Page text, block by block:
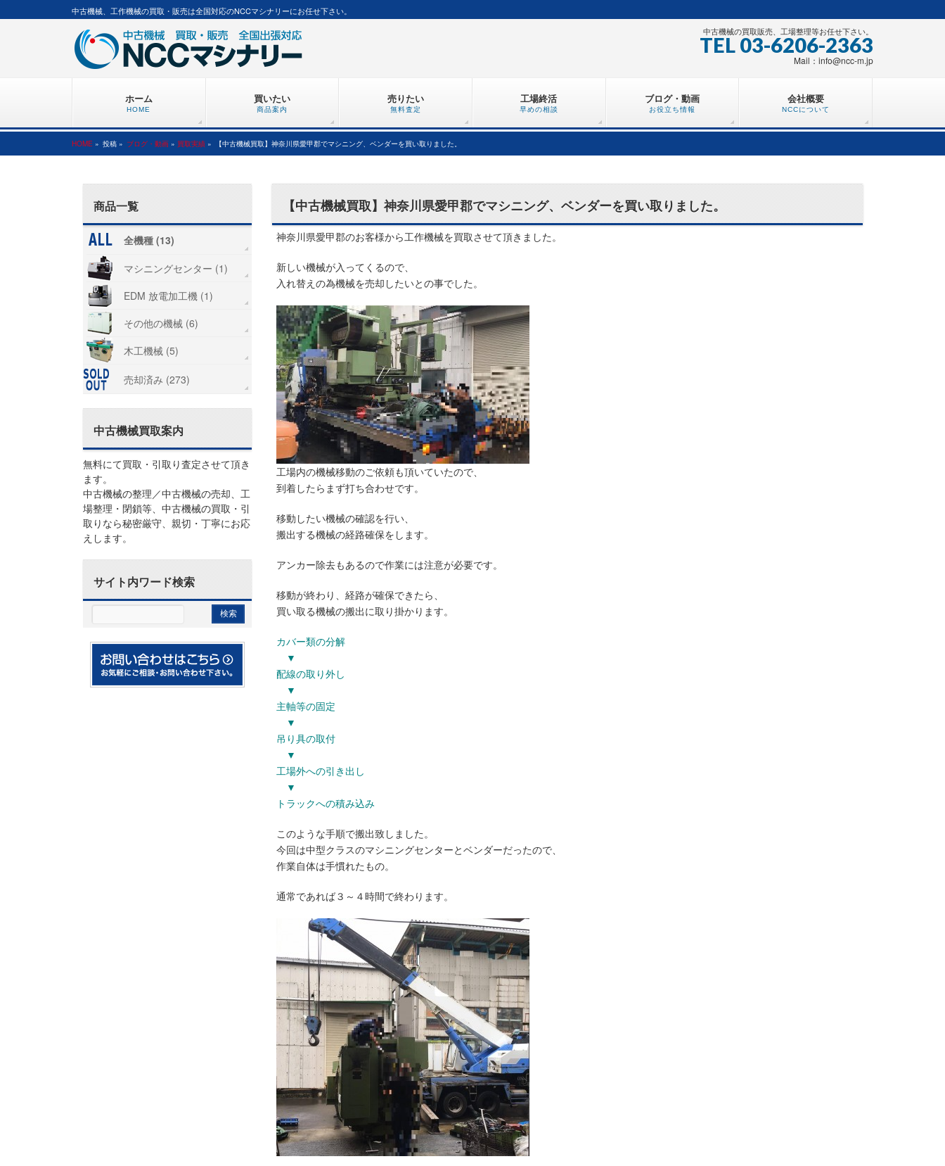
中古機械、工作機械の買取・販売は全国対応のNCCマシナリーにお任せ下さい。
中古機械の買取販売、工場整理等お任せ下さい。
TEL 03-6206-2363
Mail：info@ncc-m.jp
ホーム
HOME
買いたい
商品案内
売りたい
無料査定
工場終活
早めの相談
ブログ・動画
お役立ち情報
会社概要
NCCについて
HOME » 投稿 » ブログ・動画 » 買取実績 » 【中古機械買取】神奈川県愛甲郡でマシニング、ベンダーを買い取りました。
【中古機械買取】神奈川県愛甲郡でマシニング、ベンダーを買い取りました。
神奈川県愛甲郡のお客様から工作機械を買取させて頂きました。
新しい機械が入ってくるので、
入れ替えの為機械を売却したいとの事でした。
工場内の機械移動のご依頼も頂いていたので、
到着したらまず打ち合わせです。
移動したい機械の確認を行い、
搬出する機械の経路確保をします。
アンカー除去もあるので作業には注意が必要です。
移動が終わり、経路が確保できたら、
買い取る機械の搬出に取り掛かります。
カバー類の分解
▼
配線の取り外し
▼
主軸等の固定
▼
吊り具の取付
▼
工場外への引き出し
▼
トラックへの積み込み
このような手順で搬出致しました。
今回は中型クラスのマシニングセンターとベンダーだったので、
作業自体は手慣れたもの。
通常であれば３～４時間で終わります。
商品一覧
全機種 (13)
マシニングセンター (1)
EDM 放電加工機 (1)
その他の機械 (6)
木工機械 (5)
売却済み (273)
中古機械買取案内
無料にて買取・引取り査定させて頂き
ます。
中古機械の整理／中古機械の売却、工
場整理・閉鎖等、中古機械の買取・引
取りなら秘密厳守、親切・丁寧にお応
えします。
サイト内ワード検索